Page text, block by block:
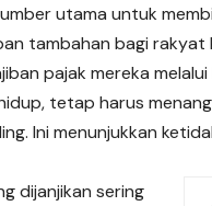
utama untuk
tambahan bagi rakyat
pajak mereka
tetap harus
Ini menunjukkan
dijanjikan sering